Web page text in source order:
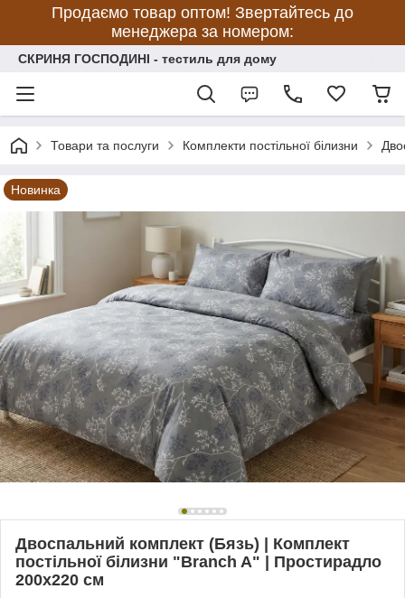
Продаємо товар оптом! Звертайтесь до
менеджера за номером:
СКРИНЯ ГОСПОДИНІ - тестиль для дому
Товари та послуги Комплекти постільної білизни
Новинка
Двоспальний комплект (Бязь) | Комплект
постільної білизни "Branch A" | Простирадло
200х220 см